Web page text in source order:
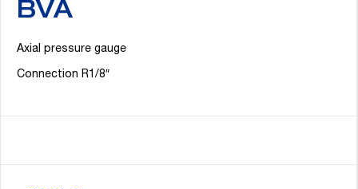
BVA
Axial pressure gauge
Connection R1/8″